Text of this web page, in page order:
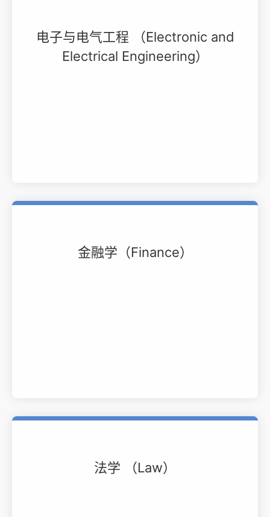
电子与电气工程 （Electronic and
Electrical Engineering）
金融学（Finance）
法学 （Law）